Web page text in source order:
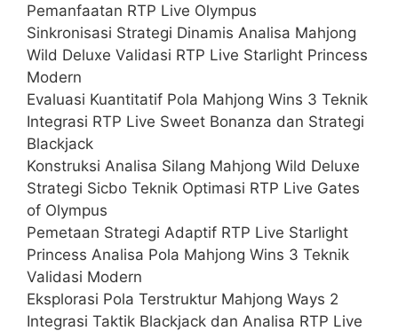
Pemanfaatan RTP Live Olympus
Sinkronisasi Strategi Dinamis Analisa Mahjong
Wild Deluxe Validasi RTP Live Starlight Princess
Modern
Evaluasi Kuantitatif Pola Mahjong Wins 3 Teknik
Integrasi RTP Live Sweet Bonanza dan Strategi
Blackjack
Konstruksi Analisa Silang Mahjong Wild Deluxe
Strategi Sicbo Teknik Optimasi RTP Live Gates
of Olympus
Pemetaan Strategi Adaptif RTP Live Starlight
Princess Analisa Pola Mahjong Wins 3 Teknik
Validasi Modern
Eksplorasi Pola Terstruktur Mahjong Ways 2
Integrasi Taktik Blackjack dan Analisa RTP Live